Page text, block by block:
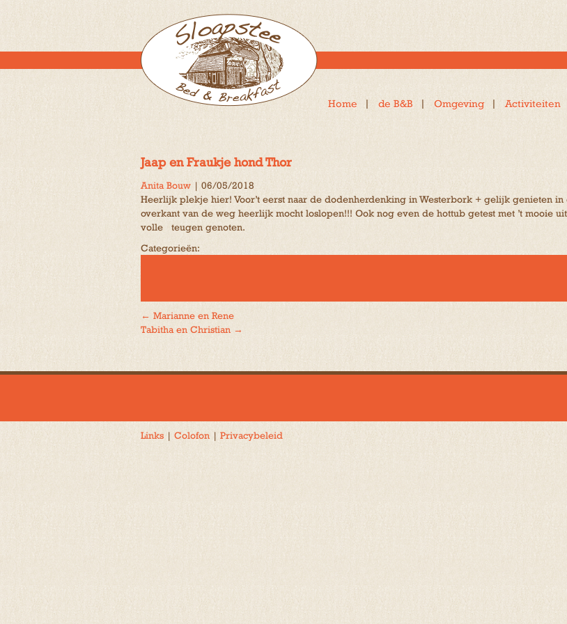
Home de B&B Omgeving Activiteiten
Jaap en Fraukje hond Thor
Anita Bouw | 06/05/2018
Heerlijk plekje hier! Voor’t eerst naar de dodenherdenking in Westerbork + gelijk genieten in
overkant van de weg heerlijk mocht loslopen!!! Ook nog even de hottub getest met ’t mooie
volle teugen genoten.
Categorieën:
Bericht
navigatie
← Marianne en Rene
Tabitha en Christian →
Links | Colofon | Privacybeleid